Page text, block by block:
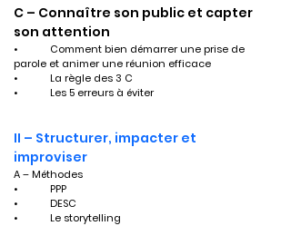
C – Connaître son public et capter
son attention
•	Comment bien démarrer une prise de
parole et animer une réunion efficace
•	La règle des 3 C
•	Les 5 erreurs à éviter
II – Structurer, impacter et
improviser
A – Méthodes
•	PPP
•	DESC
•	Le storytelling